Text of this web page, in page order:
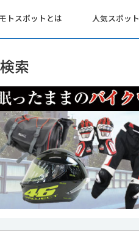
モトスポットとは 人気スポット
検索